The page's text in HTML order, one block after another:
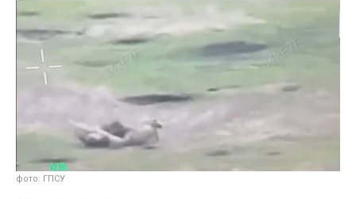
фото: ГПСУ